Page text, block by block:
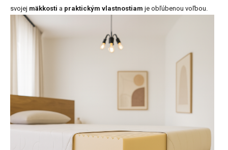
svojej mäkkosti a praktickým vlastnostiam je obľúbenou voľbou.